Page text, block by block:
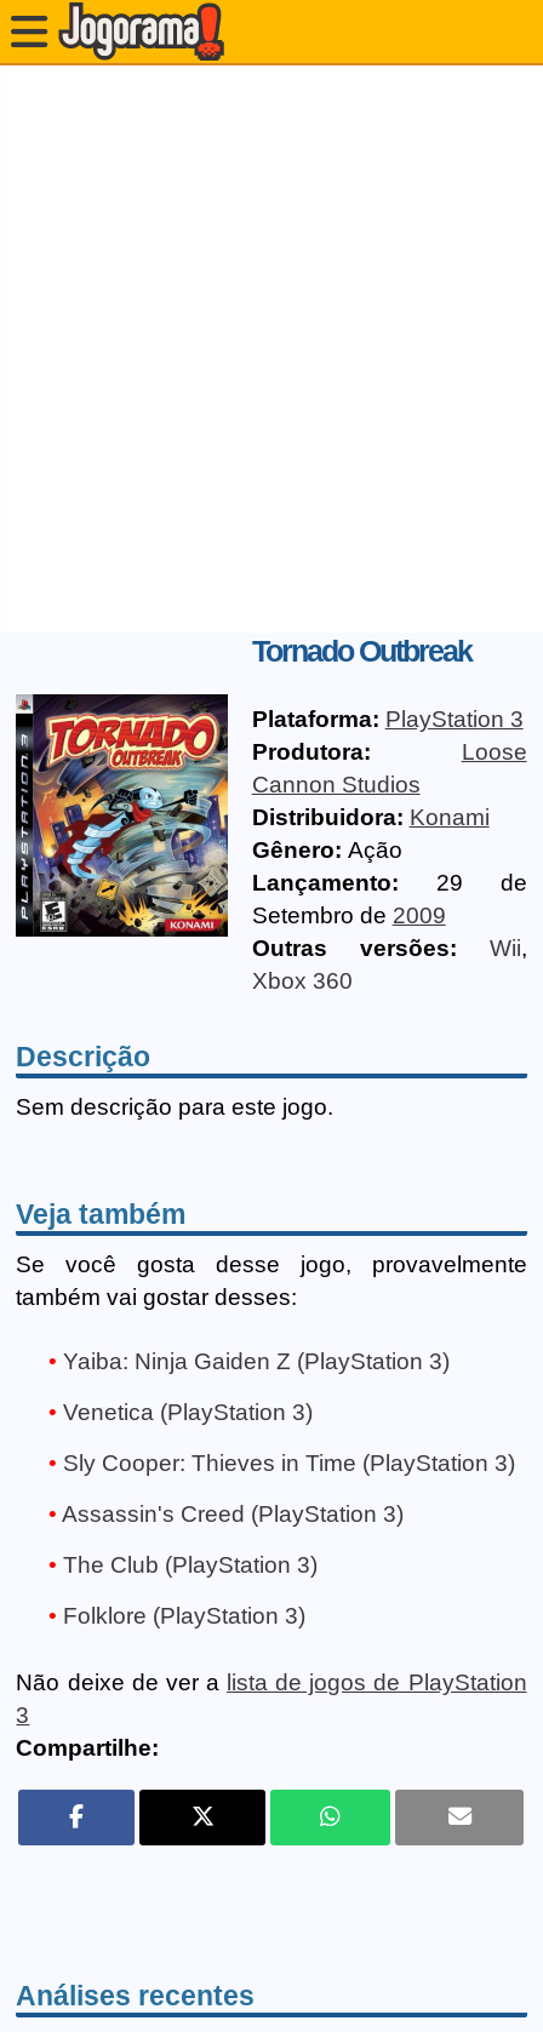
Tornado Outbreak
Plataforma: PlayStation 3
Produtora:
Loose
Cannon Studios
Distribuidora: Konami
Gênero: Ação
Lançamento: 29 de
Setembro de 2009
Outras versões:
Wii,
Xbox 360
Descrição
Sem descrição para este jogo.
Veja também
Se você gosta desse jogo, provavelmente
também vai gostar desses:
Yaiba: Ninja Gaiden Z (PlayStation 3)
Venetica (PlayStation 3)
Sly Cooper: Thieves in Time (PlayStation 3)
Assassin's Creed (PlayStation 3)
The Club (PlayStation 3)
Folklore (PlayStation 3)
Não deixe de ver a lista de jogos de PlayStation
3
Compartilhe:
Análises recentes